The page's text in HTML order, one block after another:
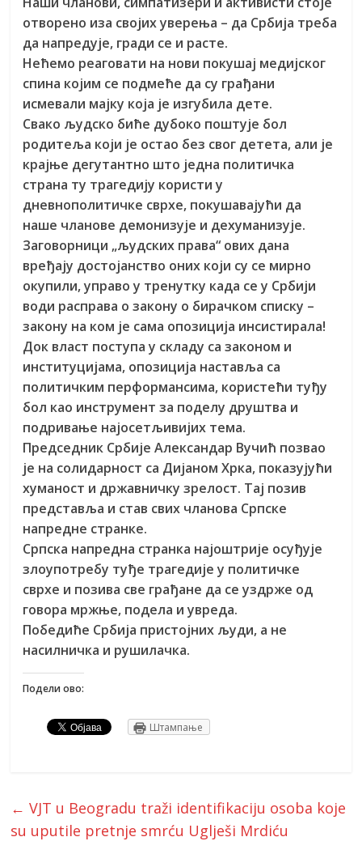
отворено иза својих уверења – да Србија треба
да напредује, гради се и расте.
Нећемо реаговати на нови покушај медијског
спина којим се подмеће да су грађани
исмевали мајку која је изгубила дете.
Свако људско биће дубоко поштује бол
родитеља који је остао без свог детета, али је
крајње дегутантно што једна политичка
страна ту трагедију користи у
дневнополитичке сврхе, покушавајући да
наше чланове демонизује и дехуманизује.
Заговорници „људских права“ ових дана
вређају достојанство оних који су се мирно
окупили, управо у тренутку када се у Србији
води расправа о закону о бирачком списку –
закону на ком је сама опозиција инсистирала!
Док власт поступа у складу са законом и
институцијама, опозиција наставља са
политичким перформансима, користећи туђу
бол као инструмент за поделу друштва и
подривање најосетљивијих тема.
Председник Србије Александар Вучић позвао
је на солидарност са Дијаном Хрка, показујући
хуманост и државничку зрелост. Тај позив
представља и став свих чланова Српске
напредне странке.
Српска напредна странка најоштрије осуђује
злоупотребу туђе трагедије у политичке
сврхе и позива све грађане да се уздрже од
говора мржње, подела и увреда.
Победиће Србија пристојних људи, а не
насилничка и рушилачка.
Подели ово:
Штампање
← VJT u Beogradu traži identifikaciju osoba koje
su uputile pretnje smrću Uglješi Mrdiću